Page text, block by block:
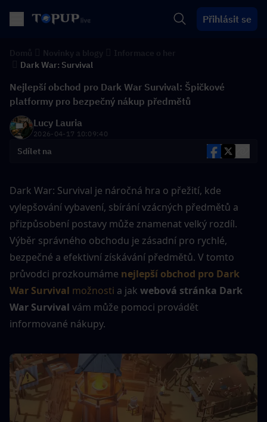
Přihlásit se
Dark War: Survival
Nejlepší obchod pro Dark War Survival: Špičkové
platformy pro bezpečný nákup předmětů
Lucy Lauria
2026-04-17 10:09:40
Sdílet na
Dark War: Survival je náročná hra o přežití, kde
vylepšování vybavení, sbírání vzácných předmětů a
přizpůsobení postavy může znamenat velký rozdíl.
Výběr správného obchodu je zásadní pro rychlé,
bezpečné a efektivní získávání předmětů. V tomto
průvodci prozkoumáme nejlepší obchod pro Dark
War Survival možnosti a jak webová stránka Dark
War Survival vám může pomoci provádět
informované nákupy.